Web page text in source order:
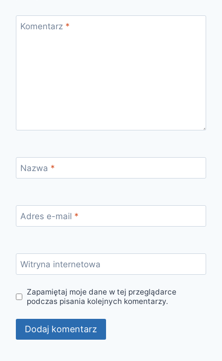
Komentarz *
Nazwa *
Adres e-mail *
Witryna internetowa
Zapamiętaj moje dane w tej przeglądarce
podczas pisania kolejnych komentarzy.